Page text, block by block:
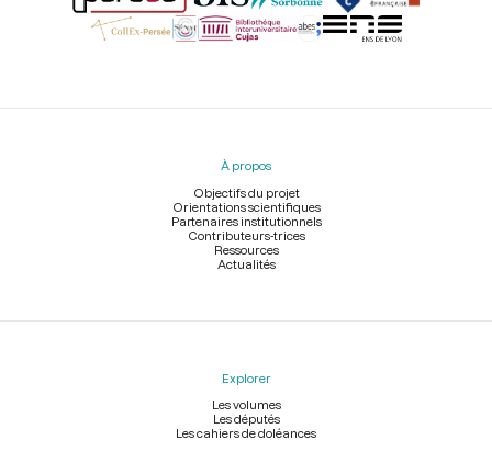
Menu
À propos
Objectifs du projet
Orientations scientifiques
Partenaires institutionnels
Contributeurs-trices
Ressources
Actualités
Explorer
Les volumes
Les députés
Les cahiers de doléances